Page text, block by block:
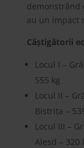
demonstrând
au un impact
Câștigătorii
Locul I –
555 kg
Locul II –
Bistrița –
Locul III –
Alesd – 320